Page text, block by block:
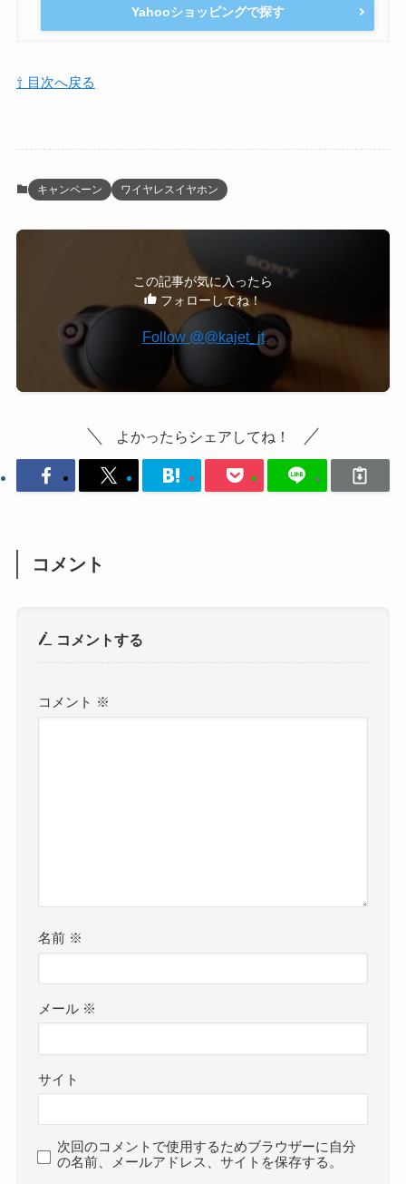
Yahooショッピングで探す
⇧ 目次へ戻る
キャンペーン ワイヤレスイヤホン
この記事が気に入ったら
フォローしてね！
Follow @@kajet_jt
よかったらシェアしてね！
コメント
コメントする
コメント ※
名前 ※
メール ※
サイト
次回のコメントで使用するためブラウザーに自分
の名前、メールアドレス、サイトを保存する。